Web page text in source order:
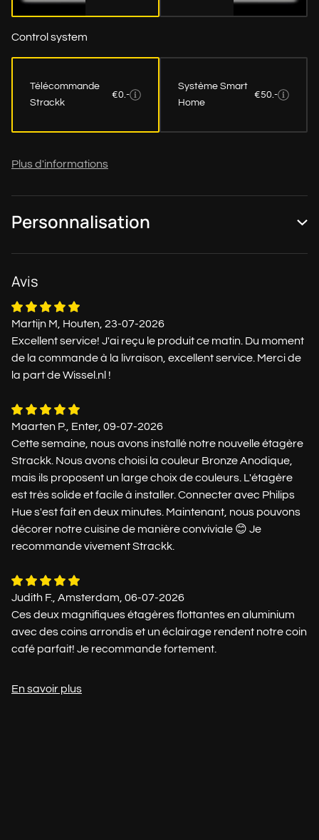
Control system
Télécommande
Strackk
€0.-
Système Smart
Home
€50.-
Plus d'informations
Personnalisation
Avis
Martijn M, Houten, 23-07-2026
Excellent service! J'ai reçu le produit ce matin. Du moment
de la commande à la livraison, excellent service. Merci de
la part de Wissel.nl !
Maarten P., Enter, 09-07-2026
Cette semaine, nous avons installé notre nouvelle étagère
Strackk. Nous avons choisi la couleur Bronze Anodique,
mais ils proposent un large choix de couleurs. L'étagère
est très solide et facile à installer. Connecter avec Philips
Hue s'est fait en deux minutes. Maintenant, nous pouvons
décorer notre cuisine de manière conviviale 😊 Je
recommande vivement Strackk.
Judith F., Amsterdam, 06-07-2026
Ces deux magnifiques étagères flottantes en aluminium
avec des coins arrondis et un éclairage rendent notre coin
café parfait! Je recommande fortement.
En savoir plus